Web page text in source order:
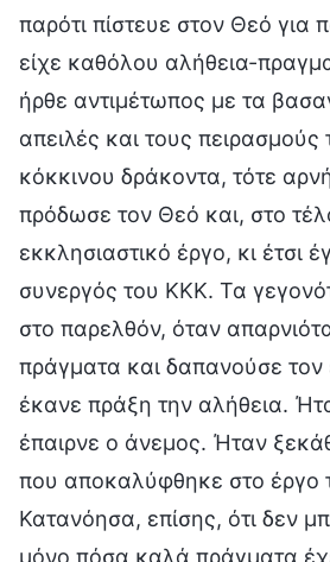
παρότι πίστευε στον Θεό για
είχε καθόλου αλήθεια-
ήρθε αντιμέτωπος με τα
απειλές και τους
κόκκινου δράκοντα, τότε
πρόδωσε τον Θεό και, στο
εκκλησιαστικό έργο, κι έτσι
συνεργός του ΚΚΚ. Τα
στο παρελθόν, όταν
πράγματα και δαπανούσε τον
έκανε πράξη την αλήθεια.
έπαιρνε ο άνεμος. Ήταν
που αποκαλύφθηκε στο έργο
Κατανόησα, επίσης, ότι δεν
μόνο πόσα καλά πράγματα